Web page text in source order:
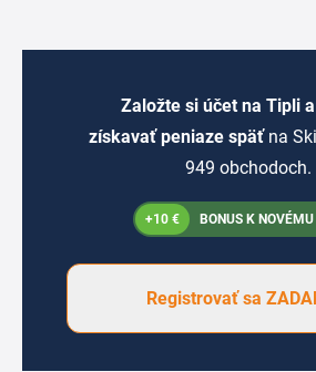
Založte si účet na Tipli
získavať peniaze späť na
949 obchodoch.
+10 € BONUS K
Registrovať sa